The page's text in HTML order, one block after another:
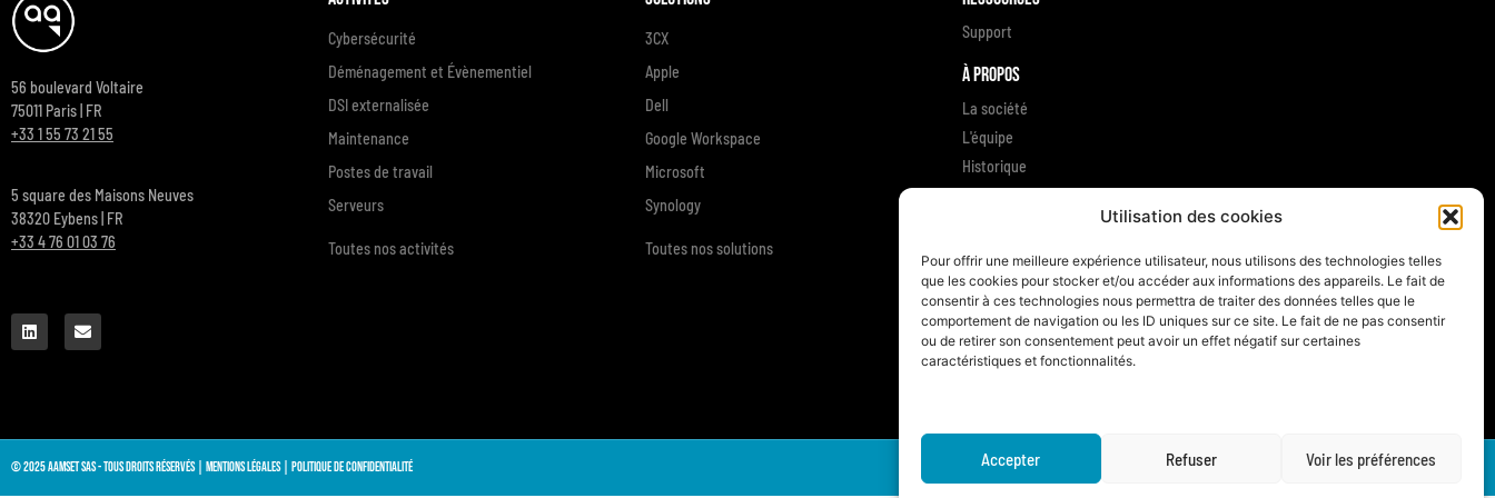
Utilisation des cookies
Pour offrir une meilleure expérience utilisateur, nous utilisons des technologies telles
que les cookies pour stocker et/ou accéder aux informations des appareils. Le fait de
consentir à ces technologies nous permettra de traiter des données telles que le
comportement de navigation ou les ID uniques sur ce site. Le fait de ne pas consentir
ou de retirer son consentement peut avoir un effet négatif sur certaines
caractéristiques et fonctionnalités.
Accepter Refuser Voir les préférences
56 boulevard Voltaire
75011 Paris | FR
+33 1 55 73 21 55
5 square des Maisons Neuves
38320 Eybens | FR
+33 4 76 01 03 76
Cybersécurité
Déménagement et Évènementiel
DSI externalisée
Maintenance
Postes de travail
Serveurs
Toutes nos activités
3CX
Apple
Dell
Google Workspace
Microsoft
Synology
Toutes nos solutions
Support
À propos
La société
L'équipe
Historique
Nous contacter
© 2025 AAMSET SAS - Tous droits réservés | Mentions légales| Politique de confidentialité Made with by AAMSET